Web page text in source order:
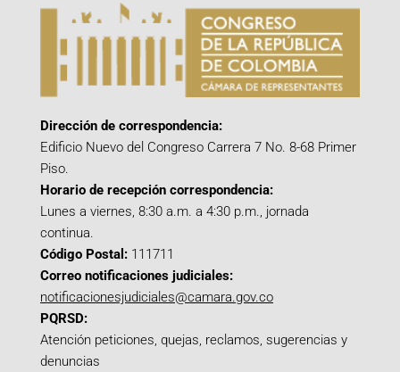
Dirección de correspondencia:
Edificio Nuevo del Congreso Carrera 7 No. 8-68 Primer
Piso.
Horario de recepción correspondencia:
Lunes a viernes, 8:30 a.m. a 4:30 p.m., jornada
continua.
Código Postal: 111711
Correo notificaciones judiciales:
notificacionesjudiciales@camara.gov.co
PQRSD:
Atención peticiones, quejas, reclamos, sugerencias y
denuncias